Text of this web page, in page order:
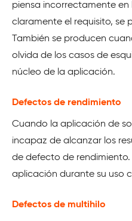
piensa incorrectamente
claramente el requisito, se
También se producen
olvida de los casos de
núcleo de la aplicación.
Defectos de rendimiento
Cuando la aplicación de
incapaz de alcanzar los
de defecto de
aplicación durante su uso
Defectos de multihilo